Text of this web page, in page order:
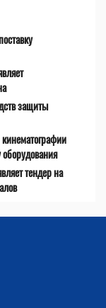
защиты
тендер на